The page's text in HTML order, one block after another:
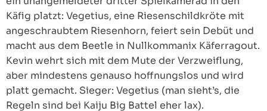
Käfig platzt: Vegetius, eine Riesenschildkröte mit
angeschraubtem Riesenhorn, feiert sein Debüt und
macht aus dem Beetle in Nullkommanix Käferragout.
Kevin wehrt sich mit dem Mute der Verzweiflung,
aber mindestens genauso hoffnungslos und wird
platt gemacht. Sieger: Vegetius (man sieht’s, die
Regeln sind bei Kaiju Big Battel eher lax).